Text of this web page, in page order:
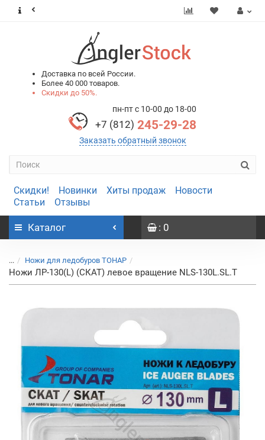
Доставка по всей России.
Более 40 000 товаров.
Скидки до 50%.
пн-пт с 10-00 до 18-00
+7 (812) 245-29-28
Заказать обратный звонок
Скидки! Новинки Хиты продаж
Новости
Статьи
Отзывы
Каталог : 0
... Ножи для ледобуров ТОНАР
Ножи ЛР-130(L) (СКАТ) левое вращение NLS-130L.SL.T